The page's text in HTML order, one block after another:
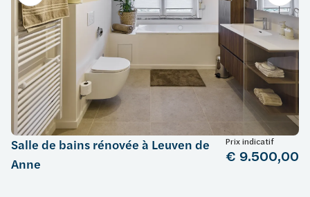
Salle de bains rénovée à Leuven de
Anne
Prix indicatif
€ 9.500,00